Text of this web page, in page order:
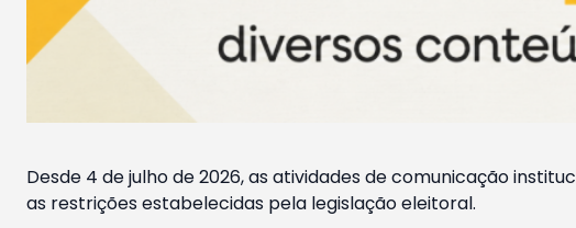
Desde 4 de julho de 2026, as atividades de comunicação
as restrições estabelecidas pela legislação eleitoral.